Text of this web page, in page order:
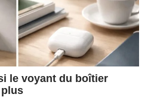
le voyant du boîtier
plus